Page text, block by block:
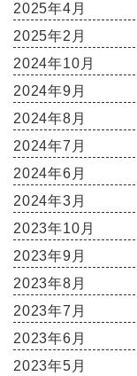
2025年4月
2025年2月
2024年10月
2024年9月
2024年8月
2024年7月
2024年6月
2024年3月
2023年10月
2023年9月
2023年8月
2023年7月
2023年6月
2023年5月